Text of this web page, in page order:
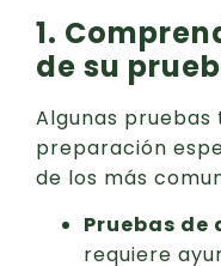
1.
de su
Algunas
preparación
de los más
Pruebas de
requiere